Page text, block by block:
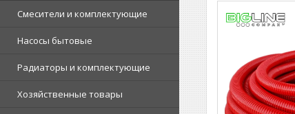
Смесители и комплектующие
Насосы бытовые
Радиаторы и комплектующие
Хозяйственные товары